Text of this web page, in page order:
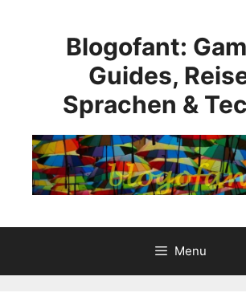
Blogofant:
Guides,
Sprachen &
Menu